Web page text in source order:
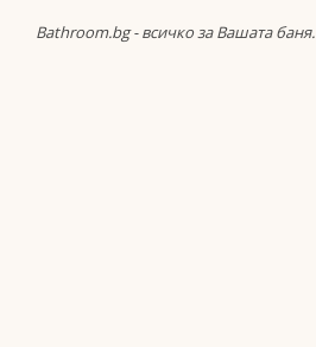
Bathroom.bg - всичко за Вашата баня.